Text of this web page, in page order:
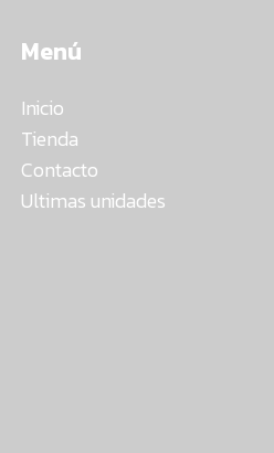
Menú
Inicio
Tienda
Contacto
Ultimas unidades